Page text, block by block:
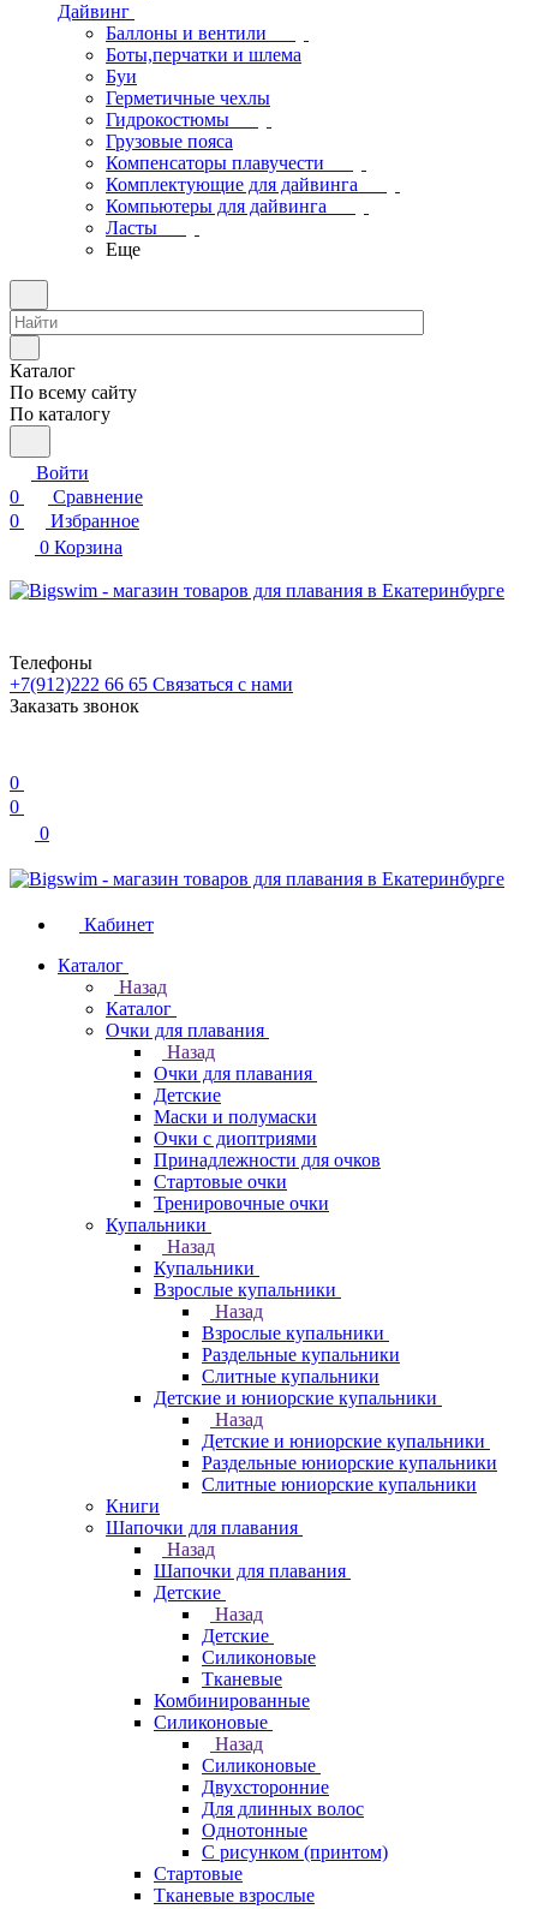
Дайвинг
Баллоны и вентили
Боты,перчатки и шлема
Буи
Герметичные чехлы
Гидрокостюмы
Грузовые пояса
Компенсаторы плавучести
Комплектующие для дайвинга
Компьютеры для дайвинга
Ласты
Еще
Каталог
По всему сайту
По каталогу
Войти
0
Сравнение
0
Избранное
0 Корзина
Телефоны
+7(912)222 66 65 Связаться с нами
Заказать звонок
0
0
0
Кабинет
Каталог
Назад
Каталог
Очки для плавания
Назад
Очки для плавания
Детские
Маски и полумаски
Очки с диоптриями
Принадлежности для очков
Стартовые очки
Тренировочные очки
Купальники
Назад
Купальники
Взрослые купальники
Назад
Взрослые купальники
Раздельные купальники
Слитные купальники
Детские и юниорские купальники
Назад
Детские и юниорские купальники
Раздельные юниорские купальники
Слитные юниорские купальники
Книги
Шапочки для плавания
Назад
Шапочки для плавания
Детские
Назад
Детские
Силиконовые
Тканевые
Комбинированные
Силиконовые
Назад
Силиконовые
Двухсторонние
Для длинных волос
Однотонные
С рисунком (принтом)
Стартовые
Тканевые взрослые